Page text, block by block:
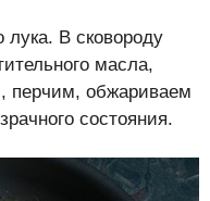
лука. В сковороду
масла,
перчим, обжариваем
состояния.